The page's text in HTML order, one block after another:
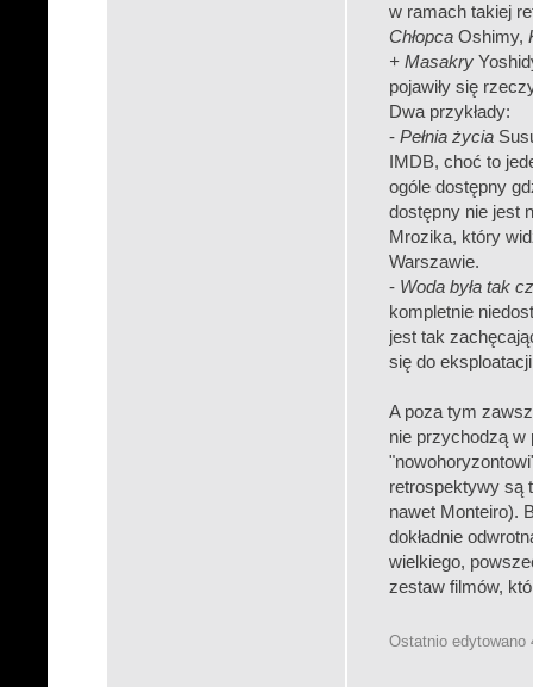
w ramach takiej
Chłopca Oshimy,
+ Masakry
pojawiły się
Dwa przykłady:
-Pełnia życia
IMDB, choć to
ogóle dostępny
dostępny nie jest
Mrozika, który
Warszawie.
- Woda była tak
kompletnie
jest tak
się do
A poza tym
nie przychodzą w
retrospektywy są
nawet Monteiro).
dokładnie
wielkiego,
zestaw filmów,
Ostatnio